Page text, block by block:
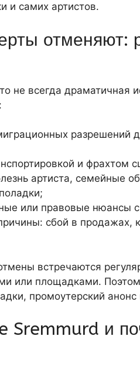
и самих артистов.
отменяют:
не всегда драматичная
разрешений
и фрахтом
артиста, семейные
или правовые нюансы
сбой в продажах,
встречаются
или площадками.
промоутерский
Sremmurd и